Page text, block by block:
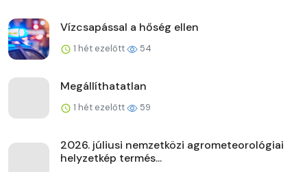
Vízcsapással a hőség ellen
1 hét ezelőtt 54
Megállíthatatlan
1 hét ezelőtt 59
2026. júliusi nemzetközi agrometeorológiai
helyzetkép termés...